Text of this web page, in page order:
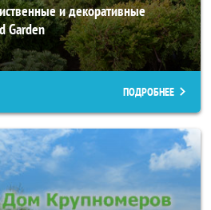
и декоративные
Garden
ПОДРОБНЕЕ